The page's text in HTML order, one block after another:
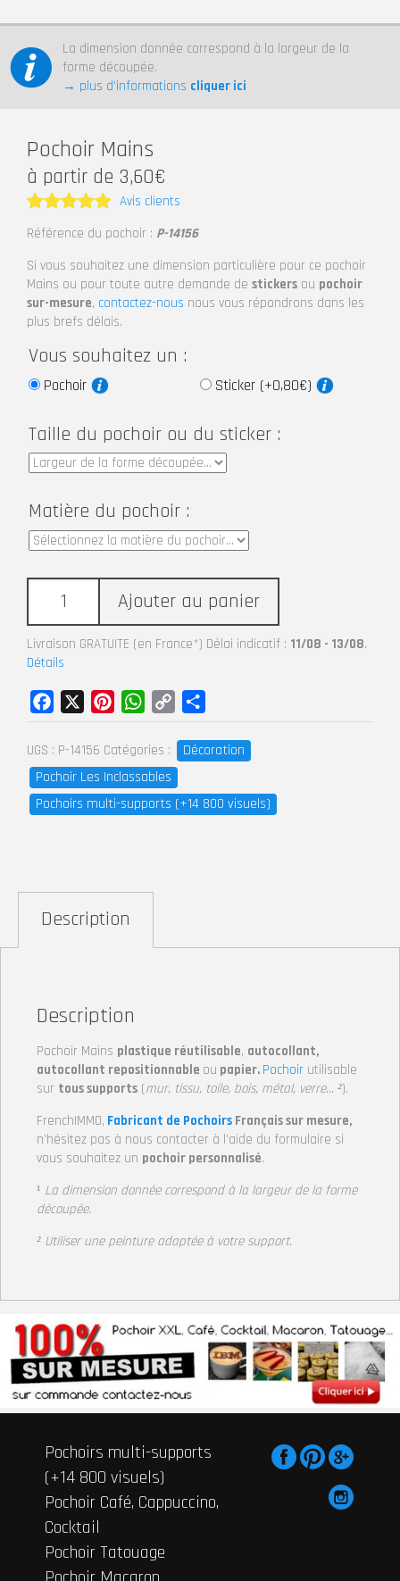
La dimension donnée correspond à la largeur de la
forme découpée.
→ plus d’informations cliquer ici
Pochoir Mains
à partir de 3,60€
Note5
Avis clients
Référence du pochoir : P-14156
Si vous souhaitez une dimension particulière pour ce pochoir
Mains ou pour toute autre demande de stickers ou pochoir
sur-mesure, contactez-nous nous vous répondrons dans les
plus brefs délais.
Vous souhaitez un :
Pochoir Sticker (+0,80€)
Taille du pochoir ou du sticker :
Matière du pochoir :
Ajouter au panier
Livraison GRATUITE (en France*) Délai indicatif : 11/08 - 13/08.
Détails
UGS : P-14156 Catégories :
Décoration
Pochoir Les Inclassables
Pochoirs multi-supports (+14 800 visuels)
Facebook PinterestWhatsApp
Copy
Link
Description
Description
Pochoir Mains plastique réutilisable, autocollant,
autocollant repositionnable ou papier. Pochoir utilisable
sur tous supports (mur, tissu, toile, bois, métal, verre… ²).
FrenchIMMO, Fabricant de Pochoirs Français sur mesure,
n’hésitez pas à nous contacter à l’aide du formulaire si
vous souhaitez un pochoir personnalisé.
¹ La dimension donnée correspond à la largeur de la forme
découpée.
² Utiliser une peinture adaptée à votre support.
Pochoirs multi-supports
(+14 800 visuels)
Pochoir Café, Cappuccino,
Cocktail
Pochoir Tatouage